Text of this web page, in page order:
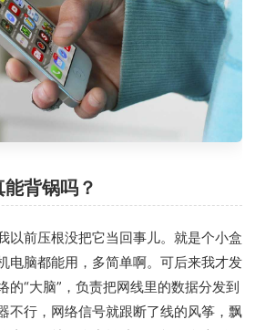
背锅吗？
以前压根没把它当回事儿。就是个小盒
电脑都能用，多简单啊。可后来我才发
的“大脑”，负责把网线里的数据分发到
不行，网络信号就跟断了线的风筝，飘